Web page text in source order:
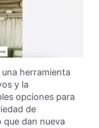
herramienta
y la
opciones para
de
dan nueva